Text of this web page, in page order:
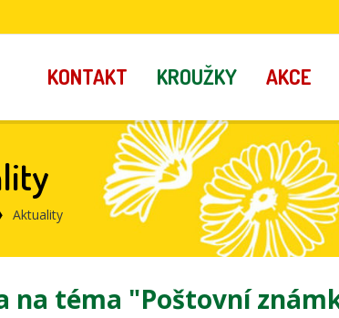
KONTAKT KROUŽKY AKCE
Aktuality
na téma "Poštovní